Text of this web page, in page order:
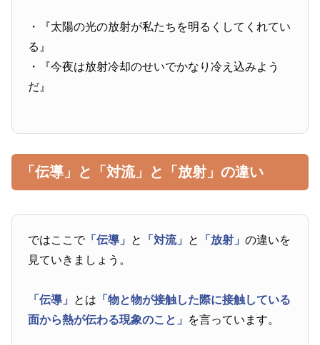
・『太陽の光の放射が私たちを明るくしてくれてい
る』
・『今夜は放射冷却のせいでかなり冷え込みよう
だ』
「伝導」と「対流」と「放射」の違い
ではここで「伝導」 と 「対流」 と 「放射」の違いを
見ていきましょう。
「伝導」 とは 「物と物が接触した際に接触している
面から熱が伝わる現象のこと」 を言っています。